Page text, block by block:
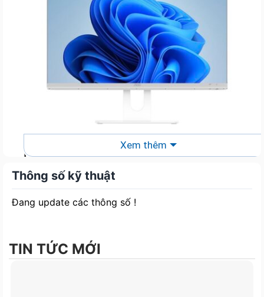
Hiệu năng vượt trội với Intel Core i7-
14700
14700 , mang lại sức mạnh xử lý ấn tượng cho các
kế toán, quản trị hệ thống hay chạy nhiều ứng dụng
đồng thời. Bộ xử lý có khả năng
Xem thêm
Thông số kỹ thuật
Đang update các thông số !
TIN TỨC MỚI